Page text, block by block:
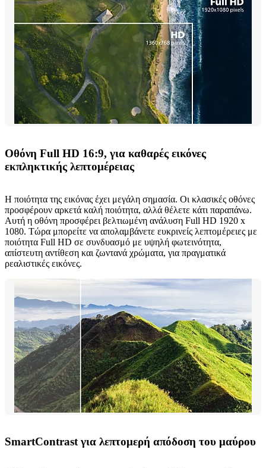
Οθόνη Full HD 16:9, για καθαρές εικόνες
εκπληκτικής λεπτομέρειας
Η ποιότητα της εικόνας έχει μεγάλη σημασία. Οι κλασικές οθόνες
προσφέρουν αρκετά καλή ποιότητα, αλλά θέλετε κάτι παραπάνω.
Αυτή η οθόνη προσφέρει βελτιωμένη ανάλυση Full HD 1920 x
1080. Τώρα μπορείτε να απολαμβάνετε ευκρινείς λεπτομέρειες με
ποιότητα Full HD σε συνδυασμό με υψηλή φωτεινότητα,
απίστευτη αντίθεση και ζωντανά χρώματα, για πραγματικά
ρεαλιστικές εικόνες.
SmartContrast για λεπτομερή απόδοση του μαύρου